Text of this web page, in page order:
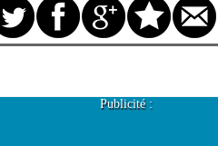
Publicité :